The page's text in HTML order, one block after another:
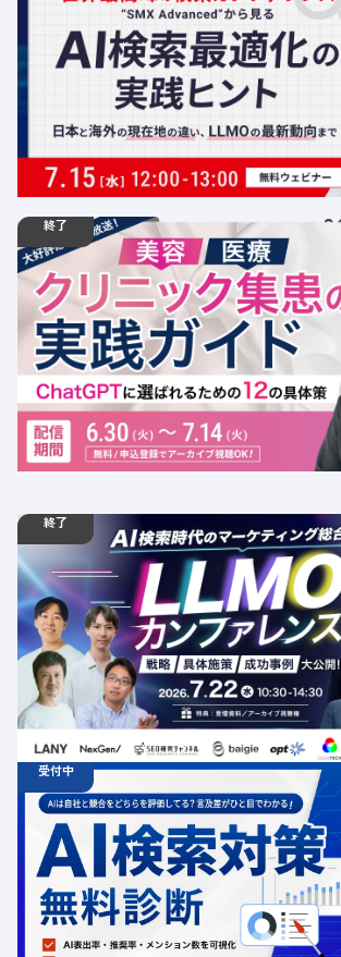
検索カンファレンスSMX参加レポート・
地の違い・LLMOの最新動向まで〜
定員数：500名
場所：オンライン
LLMO AI デジタルマーケティング SEO トレンド
終了
ウェビナー
【期間限定アーカイブ配信】美容・医療
集患の実践ガイド｜ChatGPTに選ばれる
策
定員数：500名
金額：無料
場所：オンライン
クリニック BtoC LLMO AI 店舗ビジネス
終了
ウェビナー 07.22
【LLMOカンファレンス】AI検索時代の
合戦略 ─戦略から具体施策、成功事例ま
定員数：500名
金額：無料
場所：オンライン
AI LLMO SEO 共催 BtoB BtoBマーケティング BtoC
受付中
診断
ChatGPT広告の最新動向・AI検索対策
受付中
定員数：500名
金額：無料
場所：オンライン